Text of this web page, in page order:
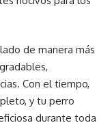
de manera más
Con el tiempo,
y tu perro
durante toda